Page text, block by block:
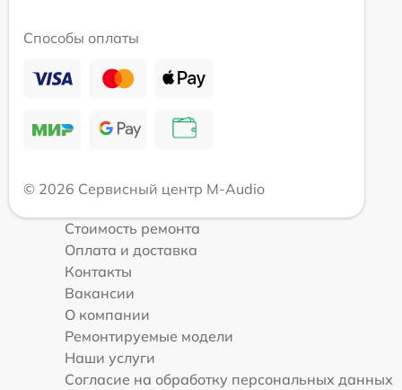
Способы оплаты
© 2026 Сервисный центр M-Audio
Стоимость ремонта
Оплата и доставка
Контакты
Вакансии
О компании
Ремонтируемые модели
Наши услуги
Согласие на обработку персональных данных